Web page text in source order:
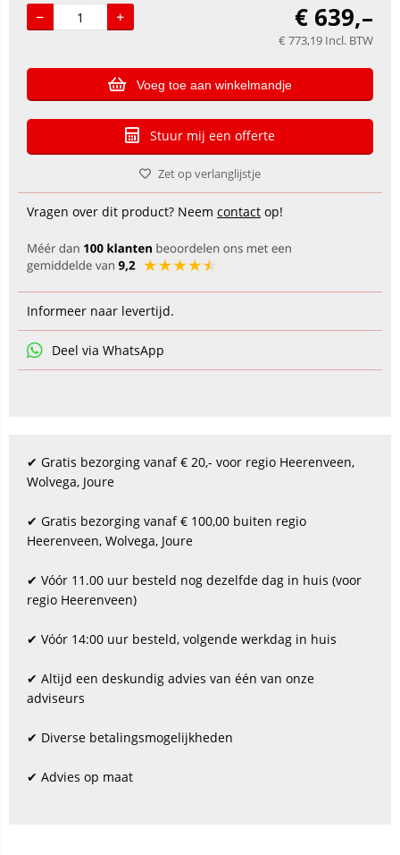
€ 639,–
€ 773,19 Incl. BTW
Voeg toe aan winkelmandje
Stuur mij een offerte
Zet op verlanglijstje
Vragen over dit product? Neem contact op!
Informeer naar levertijd.
Deel via WhatsApp
✔ Gratis bezorging vanaf € 20,- voor regio Heerenveen,
Wolvega, Joure
✔ Gratis bezorging vanaf € 100,00 buiten regio
Heerenveen, Wolvega, Joure
✔ Vóór 11.00 uur besteld nog dezelfde dag in huis (voor
regio Heerenveen)
✔ Vóór 14:00 uur besteld, volgende werkdag in huis
✔ Altijd een deskundig advies van één van onze
adviseurs
✔ Diverse betalingsmogelijkheden
✔ Advies op maat